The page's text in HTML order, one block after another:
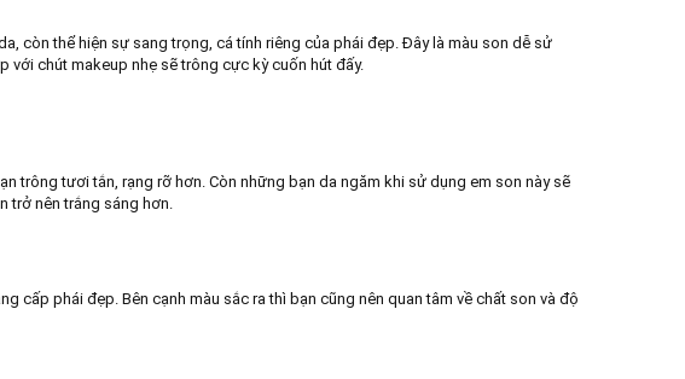
còn thể hiện sự sang trọng, cá tính riêng của phái đẹp. Đây là màu son dễ sử
với chút makeup nhẹ sẽ trông cực kỳ cuốn hút đấy.
trông tươi tắn, rạng rỡ hơn. Còn những bạn da ngăm khi sử dụng em son này sẽ
trở nên trắng sáng hơn.
cấp phái đẹp. Bên cạnh màu sắc ra thì bạn cũng nên quan tâm về chất son và độ